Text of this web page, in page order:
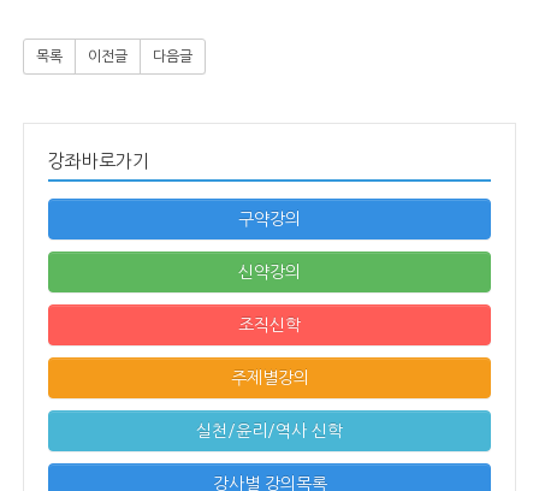
목록 이전글 다음글
강좌바로가기
구약강의
신약강의
조직신학
주제별강의
실천/윤리/역사 신학
강사별 강의목록